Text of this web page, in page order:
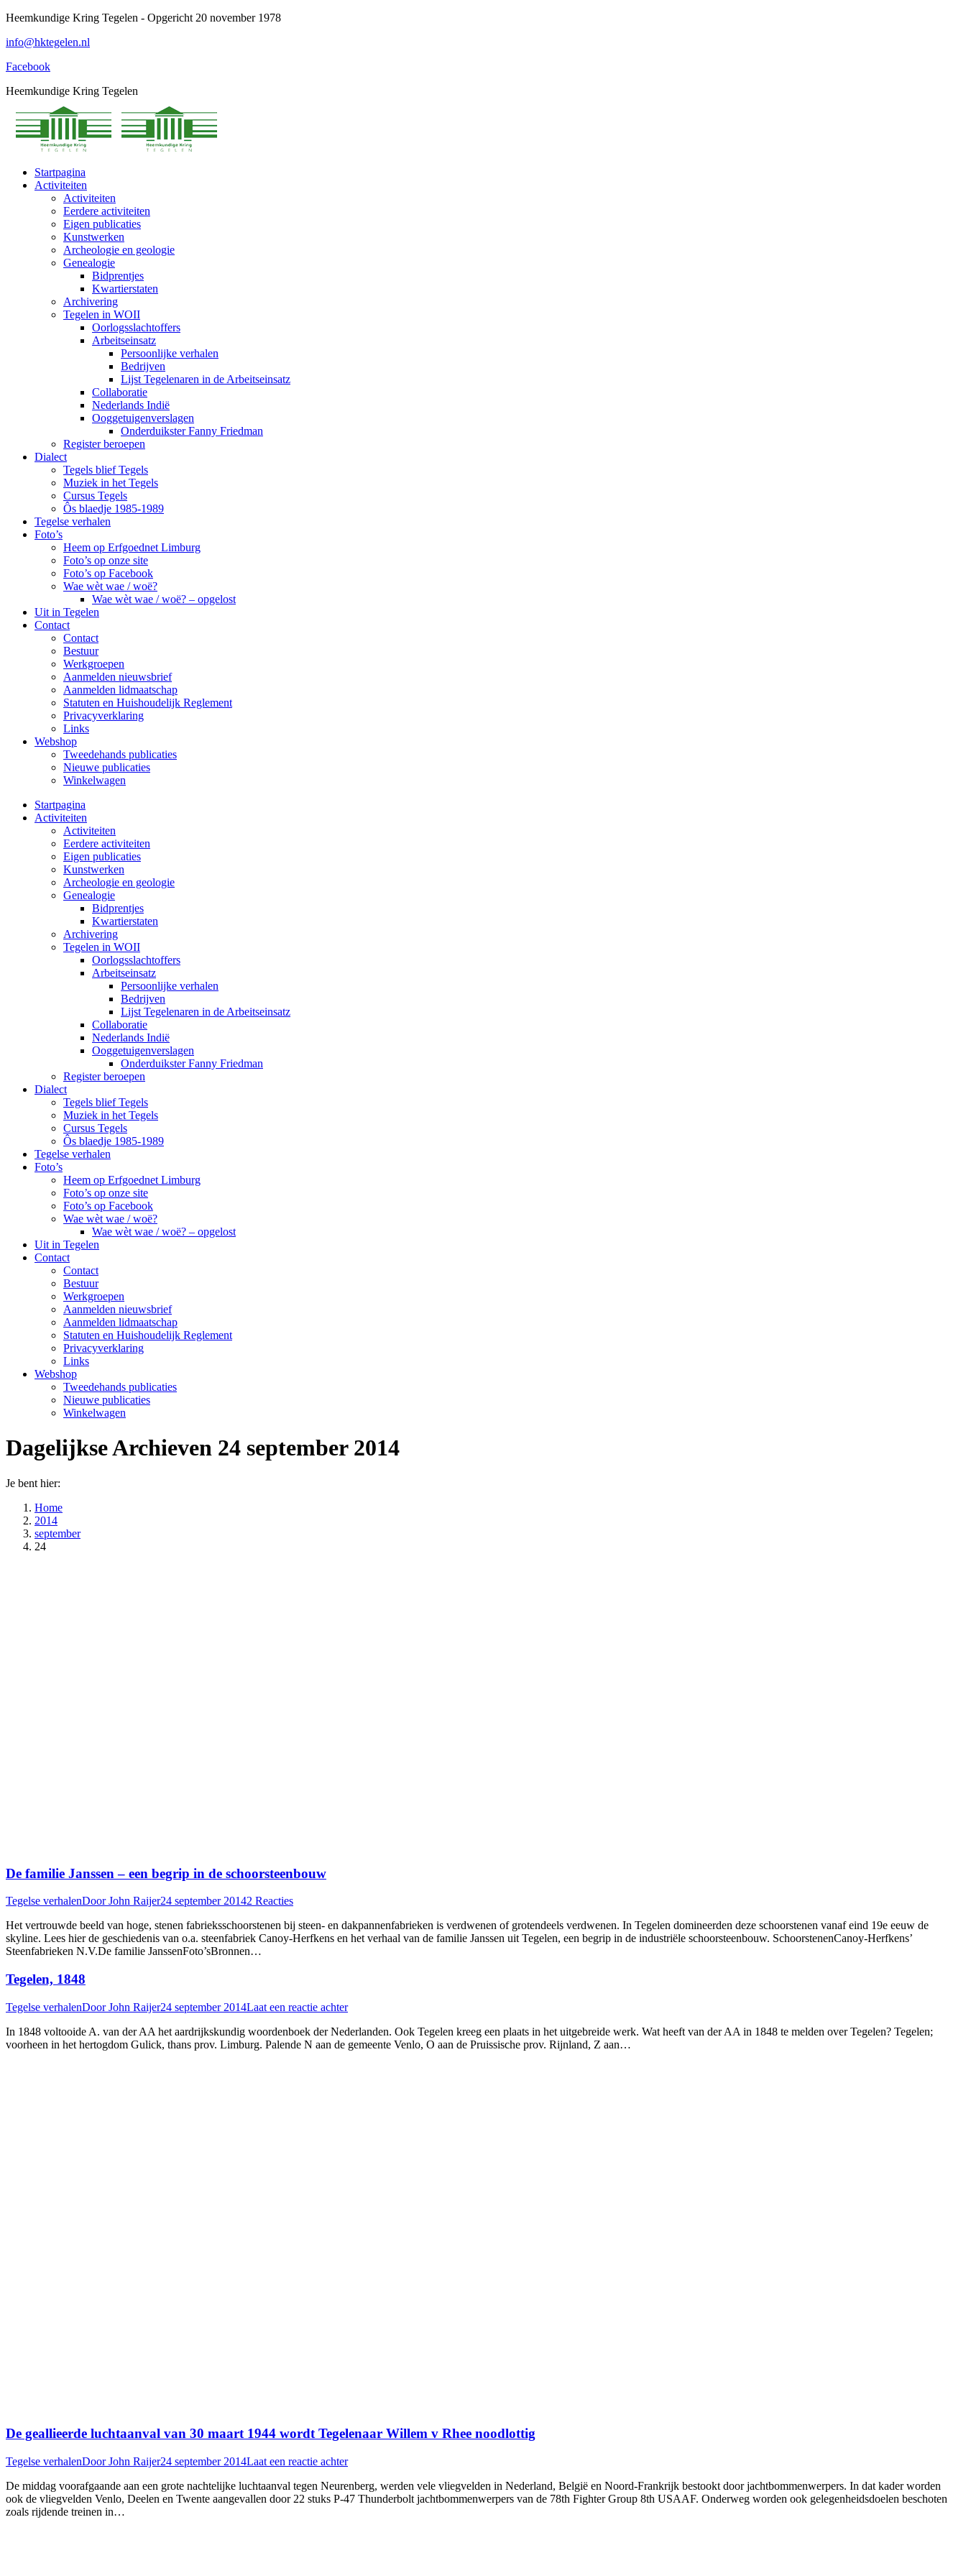
Spring
content
Heemkundige Kring Tegelen - Opgericht 20 november 1978
info@hktegelen.nl
Facebook
Heemkundige Kring Tegelen
Startpagina
Activiteiten
Activiteiten
Eerdere activiteiten
Eigen publicaties
Kunstwerken
Archeologie en geologie
Genealogie
Bidprentjes
Kwartierstaten
Archivering
Tegelen in WOII
Oorlogsslachtoffers
Arbeitseinsatz
Persoonlijke verhalen
Bedrijven
Lijst Tegelenaren in de Arbeitseinsatz
Collaboratie
Nederlands Indië
Ooggetuigenverslagen
Onderduikster Fanny Friedman
Register beroepen
Dialect
Tegels blief Tegels
Muziek in het Tegels
Cursus Tegels
Ôs blaedje 1985-1989
Tegelse verhalen
Foto’s
Heem op Erfgoednet Limburg
Foto’s op onze site
Foto’s op Facebook
Wae wèt wae / woë?
Wae wèt wae / woë? – opgelost
Uit in Tegelen
Contact
Contact
Bestuur
Werkgroepen
Aanmelden nieuwsbrief
Aanmelden lidmaatschap
Statuten en Huishoudelijk Reglement
Privacyverklaring
Links
Webshop
Tweedehands publicaties
Nieuwe publicaties
Winkelwagen
Startpagina
Activiteiten
Activiteiten
Eerdere activiteiten
Eigen publicaties
Kunstwerken
Archeologie en geologie
Genealogie
Bidprentjes
Kwartierstaten
Archivering
Tegelen in WOII
Oorlogsslachtoffers
Arbeitseinsatz
Persoonlijke verhalen
Bedrijven
Lijst Tegelenaren in de Arbeitseinsatz
Collaboratie
Nederlands Indië
Ooggetuigenverslagen
Onderduikster Fanny Friedman
Register beroepen
Dialect
Tegels blief Tegels
Muziek in het Tegels
Cursus Tegels
Ôs blaedje 1985-1989
Tegelse verhalen
Foto’s
Heem op Erfgoednet Limburg
Foto’s op onze site
Foto’s op Facebook
Wae wèt wae / woë?
Wae wèt wae / woë? – opgelost
Uit in Tegelen
Contact
Contact
Bestuur
Werkgroepen
Aanmelden nieuwsbrief
Aanmelden lidmaatschap
Statuten en Huishoudelijk Reglement
Privacyverklaring
Links
Webshop
Tweedehands publicaties
Nieuwe publicaties
Winkelwagen
Dagelijkse Archieven 24 september 2014
Je bent hier:
Home
2014
september
24
De familie Janssen – een begrip in de schoorsteenbouw
Tegelse verhalenDoorJohn Raijer24 september 20142 Reacties
Het vertrouwde beeld van hoge, stenen fabrieksschoorstenen bij steen- en dakpannenfabrieken is verdwenen of grotendeels verdwenen. In Tegelen domineerden deze schoorstenen vanaf eind 19e eeuw de
skyline. Lees hier de geschiedenis van o.a. steenfabriek Canoy-Herfkens en het verhaal van de familie Janssen uit Tegelen, een begrip in de industriële schoorsteenbouw. SchoorstenenCanoy-Herfkens’
Steenfabrieken N.V.De familie JanssenFoto’sBronnen…
Tegelen, 1848
Tegelse verhalenDoorJohn Raijer24 september 2014Laat een reactie achter
In 1848 voltooide A. van der AA het aardrijkskundig woordenboek der Nederlanden. Ook Tegelen kreeg een plaats in het uitgebreide werk. Wat heeft van der AA in 1848 te melden over Tegelen? Tegelen;
voorheen in het hertogdom Gulick, thans prov. Limburg. Palende N aan de gemeente Venlo, O aan de Pruissische prov. Rijnland, Z aan…
De geallieerde luchtaanval van 30 maart 1944 wordt Tegelenaar Willem v Rhee noodlottig
Tegelse verhalenDoorJohn Raijer24 september 2014Laat een reactie achter
De middag voorafgaande aan een grote nachtelijke luchtaanval tegen Neurenberg, werden vele vliegvelden in Nederland, België en Noord-Frankrijk bestookt door jachtbommenwerpers. In dat kader worden
ook de vliegvelden Venlo, Deelen en Twente aangevallen door 22 stuks P-47 Thunderbolt jachtbommenwerpers van de 78th Fighter Group 8th USAAF. Onderweg worden ook gelegenheidsdoelen beschoten
zoals rijdende treinen in…